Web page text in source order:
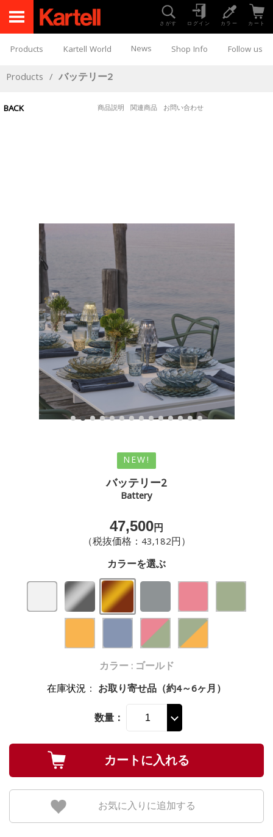
さがす ログイン カラー カート
Products Kartell World News Shop Info Follow us
Products / バッテリー2
BACK 商品説明 関連商品 お問い合わせ
NEW!
バッテリー2
Battery
47,500円
（税抜価格：43,182円）
カラーを選ぶ
カラー : ゴールド
在庫状況 ： お取り寄せ品（約4～6ヶ月）
数量：
お気に入りに追加する